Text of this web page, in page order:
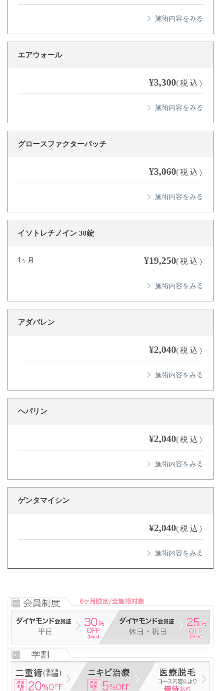
エアウォール
¥3,300(税込)
グロースファクターパッチ
¥3,060(税込)
イソトレチノイン 30錠
1ヶ月 ¥19,250(税込)
アダパレン
¥2,040(税込)
ヘパリン
¥2,040(税込)
ゲンタマイシン
¥2,040(税込)